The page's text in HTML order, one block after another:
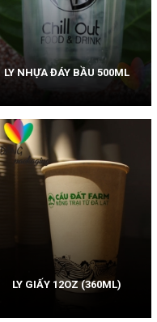
LY NHỰA ĐÁY BẦU 500ML
LY GIẤY 12OZ (360ML)